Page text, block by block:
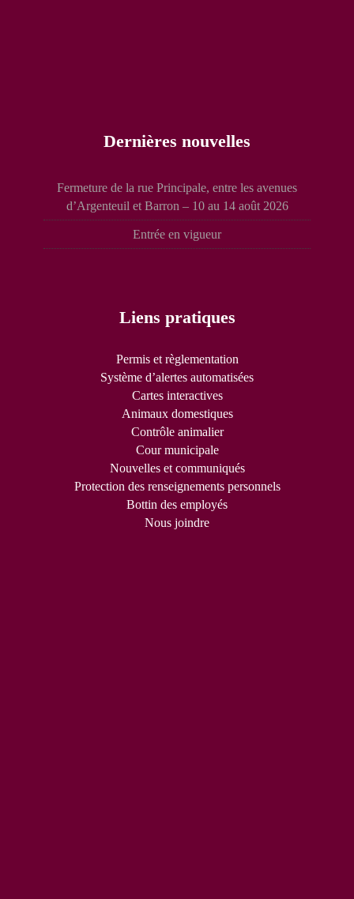
Dernières nouvelles
Fermeture de la rue Principale, entre les avenues
d’Argenteuil et Barron – 10 au 14 août 2026
Entrée en vigueur
Liens pratiques
Permis et règlementation
Système d’alertes automatisées
Cartes interactives
Animaux domestiques
Contrôle animalier
Cour municipale
Nouvelles et communiqués
Protection des renseignements personnels
Bottin des employés
Nous joindre